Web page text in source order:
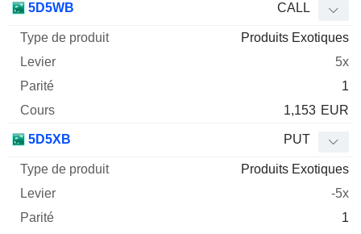
5D5WB CALL
Produits Exotiques
5x
1
1,153 EUR
5D5XB PUT
Produits Exotiques
-5x
1